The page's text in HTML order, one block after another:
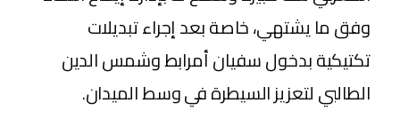
وفق ما يشتهي، خاصة بعد إجراء تبديلات
تكتيكية بدخول سفيان أمرابط وشمس الدين
الطالبي لتعزيز السيطرة في وسط الميدان.